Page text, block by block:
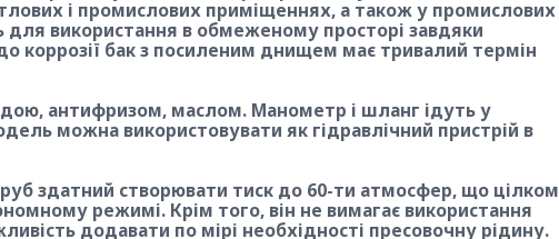
і промислових приміщеннях, а також у промислових
для використання в обмеженому просторі завдяки
коррозії бак з посиленим днищем має тривалий термін
антифризом, маслом. Манометр і шланг ідуть у
можна використовувати як гідравлічний пристрій в
здатний створювати тиск до 60-ти атмосфер, що цілком
режимі. Крім того, він не вимагає використання
додавати по мірі необхідності пресовочну рідину.